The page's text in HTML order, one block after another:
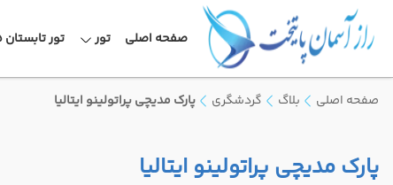
صفحه اصلی تور تور تابستان 1405
صفحه اصلی بلاگ گردشگری پارک مدیچی پراتولینو ایتالیا
پارک مدیچی پراتولینو ایتالیا